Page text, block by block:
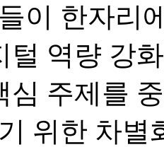
이 한자리
털 역량 강
심 주제를
위한 차별